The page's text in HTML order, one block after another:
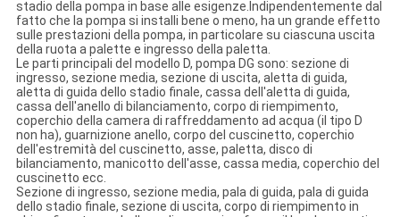
stadio della pompa in base alle esigenze.Indipendentemente dal
fatto che la pompa si installi bene o meno, ha un grande effetto
sulle prestazioni della pompa, in particolare su ciascuna uscita
della ruota a palette e ingresso della paletta.
Le parti principali del modello D, pompa DG sono: sezione di
ingresso, sezione media, sezione di uscita, aletta di guida,
aletta di guida dello stadio finale, cassa dell'aletta di guida,
cassa dell'anello di bilanciamento, corpo di riempimento,
coperchio della camera di raffreddamento ad acqua (il tipo D
non ha), guarnizione anello, corpo del cuscinetto, coperchio
dell'estremità del cuscinetto, asse, paletta, disco di
bilanciamento, manicotto dell'asse, cassa media, coperchio del
cuscinetto ecc.
Sezione di ingresso, sezione media, pala di guida, pala di guida
dello stadio finale, sezione di uscita, corpo di riempimento in